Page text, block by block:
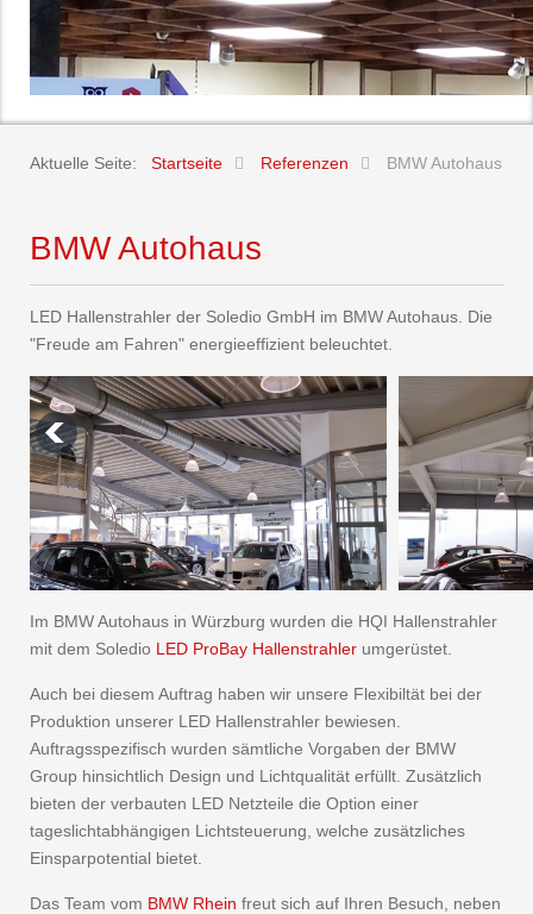
Aktuelle Seite: Startseite Referenzen BMW Autohaus
BMW Autohaus
LED Hallenstrahler der Soledio GmbH im BMW Autohaus. Die
"Freude am Fahren" energieeffizient beleuchtet.
Im BMW Autohaus in Würzburg wurden die HQI Hallenstrahler
mit dem Soledio LED ProBay Hallenstrahler umgerüstet.
Auch bei diesem Auftrag haben wir unsere Flexibiltät bei der
Produktion unserer LED Hallenstrahler bewiesen.
Auftragsspezifisch wurden sämtliche Vorgaben der BMW
Group hinsichtlich Design und Lichtqualität erfüllt. Zusätzlich
bieten der verbauten LED Netzteile die Option einer
tageslichtabhängigen Lichtsteuerung, welche zusätzliches
Einsparpotential bietet.
Das Team vom BMW Rhein freut sich auf Ihren Besuch, neben